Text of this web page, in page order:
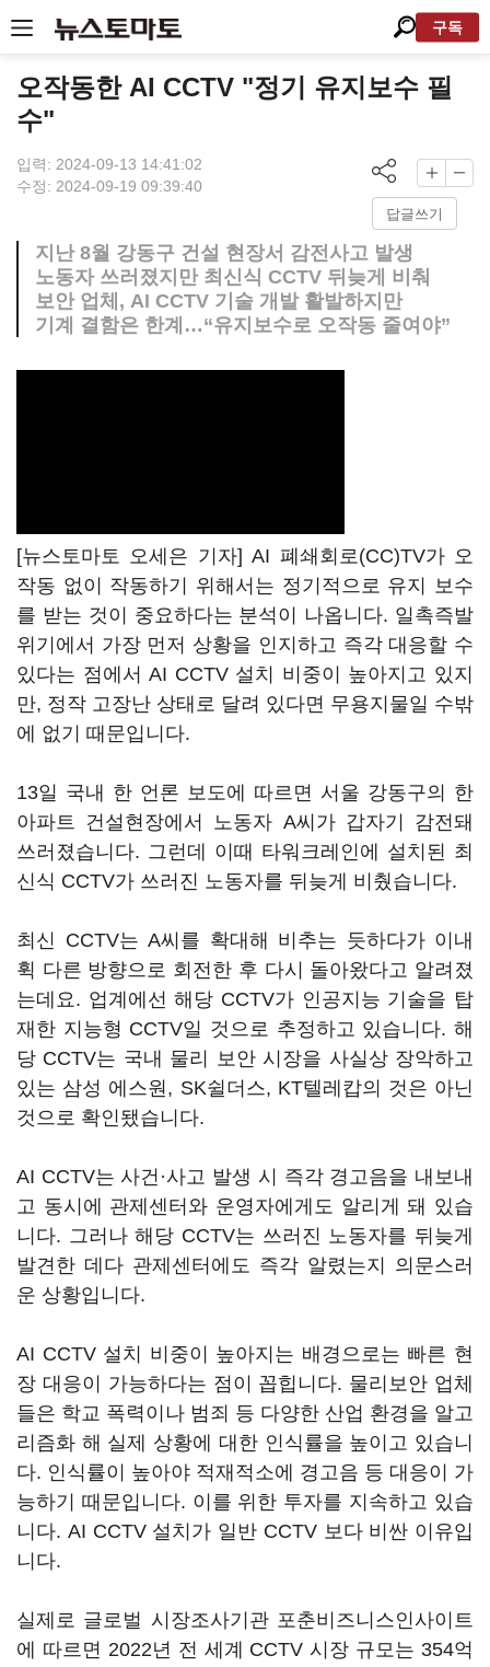
구독
오작동한 AI CCTV "정기 유지보수 필
수"
입력: 2024-09-13 14:41:02
수정: 2024-09-19 09:39:40
답글쓰기
지난 8월 강동구 건설 현장서 감전사고 발생
노동자 쓰러졌지만 최신식 CCTV 뒤늦게 비춰
보안 업체, AI CCTV 기술 개발 활발하지만
기계 결함은 한계…“유지보수로 오작동 줄여야”
[뉴스토마토 오세은 기자] AI 폐쇄회로(CC)TV가 오
작동 없이 작동하기 위해서는 정기적으로 유지 보수
를 받는 것이 중요하다는 분석이 나옵니다. 일촉즉발
위기에서 가장 먼저 상황을 인지하고 즉각 대응할 수
있다는 점에서 AI CCTV 설치 비중이 높아지고 있지
만, 정작 고장난 상태로 달려 있다면 무용지물일 수밖
에 없기 때문입니다.
13일 국내 한 언론 보도에 따르면 서울 강동구의 한
아파트 건설현장에서 노동자 A씨가 갑자기 감전돼
쓰러졌습니다. 그런데 이때 타워크레인에 설치된 최
신식 CCTV가 쓰러진 노동자를 뒤늦게 비췄습니다.
최신 CCTV는 A씨를 확대해 비추는 듯하다가 이내
휙 다른 방향으로 회전한 후 다시 돌아왔다고 알려졌
는데요. 업계에선 해당 CCTV가 인공지능 기술을 탑
재한 지능형 CCTV일 것으로 추정하고 있습니다. 해
당 CCTV는 국내 물리 보안 시장을 사실상 장악하고
있는 삼성 에스원, SK쉴더스, KT텔레캅의 것은 아닌
것으로 확인됐습니다.
AI CCTV는 사건·사고 발생 시 즉각 경고음을 내보내
고 동시에 관제센터와 운영자에게도 알리게 돼 있습
니다. 그러나 해당 CCTV는 쓰러진 노동자를 뒤늦게
발견한 데다 관제센터에도 즉각 알렸는지 의문스러
운 상황입니다.
AI CCTV 설치 비중이 높아지는 배경으로는 빠른 현
장 대응이 가능하다는 점이 꼽힙니다. 물리보안 업체
들은 학교 폭력이나 범죄 등 다양한 산업 환경을 알고
리즘화 해 실제 상황에 대한 인식률을 높이고 있습니
다. 인식률이 높아야 적재적소에 경고음 등 대응이 가
능하기 때문입니다. 이를 위한 투자를 지속하고 있습
니다. AI CCTV 설치가 일반 CCTV 보다 비싼 이유입
니다.
실제로 글로벌 시장조사기관 포춘비즈니스인사이트
에 따르면 2022년 전 세계 CCTV 시장 규모는 354억